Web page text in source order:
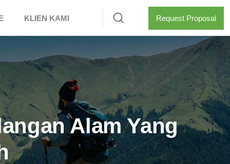
KLIEN KAMI Request Proposal
Alam Yang